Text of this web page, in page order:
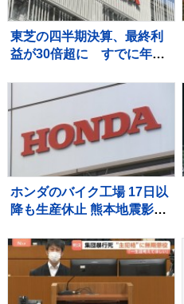
東芝の四半期決算、最終利
益が30倍超に すでに年間
ホンダのバイク工場 17日以
降も生産休止 熊本地震影響